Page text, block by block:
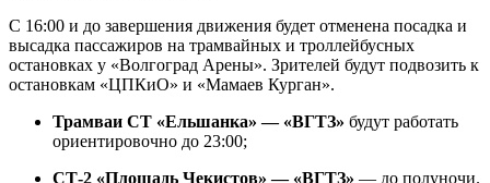
С 16:00 и до завершения движения будет отменена посадка и
высадка пассажиров на трамвайных и троллейбусных
остановках у «Волгоград Арены». Зрителей будут подвозить к
остановкам «ЦПКиО» и «Мамаев Курган».
Трамваи СТ «Ельшанка» — «ВГТЗ» будут работать
ориентировочно до 23:00;
СТ‑2 «Площадь Чекистов» — «ВГТЗ» — до полуночи.